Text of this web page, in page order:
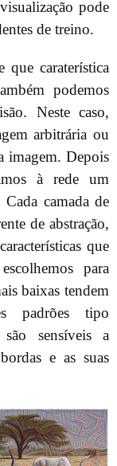
pode
de treino.
que caraterística
podemos
Neste caso,
arbitrária ou
imagem. Depois
à rede um
camada de
de abstração,
que
para
baixas tendem
padrões tipo
são sensíveis a
e as suas